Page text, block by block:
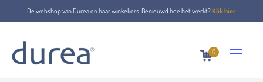
Dé webshop van Durea en haar winkeliers. Benieuwd hoe het werkt?Klik hier
0
Home Boots 9806.1321